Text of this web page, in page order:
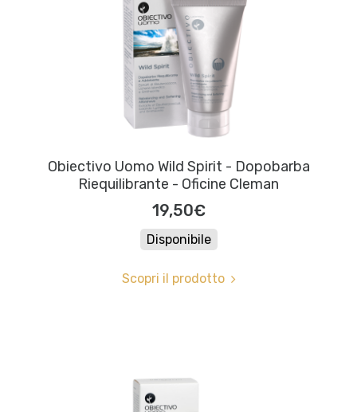
Obiectivo Uomo Wild Spirit - Dopobarba
Riequilibrante - Oficine Cleman
19,50€
Disponibile
Scopri il prodotto